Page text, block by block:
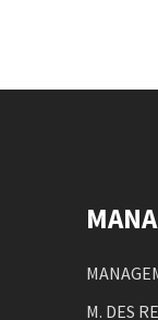
M. DES